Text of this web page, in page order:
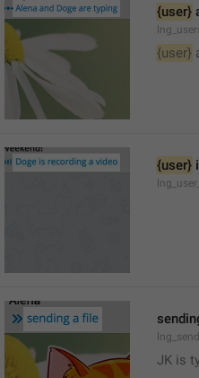
{user}
{user}
{user}
JK is